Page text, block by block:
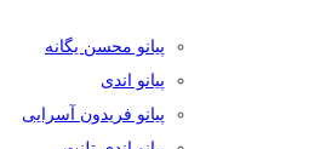
پیانو محسن یگانه
پیانو اندی
پیانو فریدون آسرایی